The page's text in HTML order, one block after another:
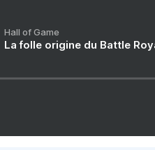
Hall of Game
La folle origine du Battle